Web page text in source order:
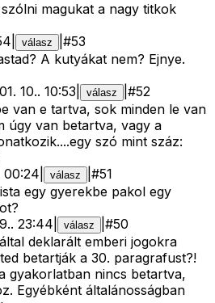
magukat a nagy titkok
válasz #53
A kutyákat nem? Ejnye.
10.. 10:53 válasz #52
van e tartva, sok minden le van
úgy van betartva, vagy a
szó mint száz:
00:24 válasz #51
egy gyerekbe pakol egy
. 23:44 válasz #50
deklarált emberi jogokra
betartják a 30. paragrafust?!
gyakorlatban nincs betartva,
Egyébként általánosságban